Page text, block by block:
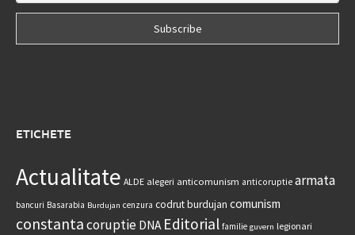
ETICHETE
Actualitate ALDE alegeri anticomunism anticoruptie armata
bancuri Basarabia Burdujan cenzura codrut burdujan comunism
constantacoruptie DNA Editorial familie guvern legionari